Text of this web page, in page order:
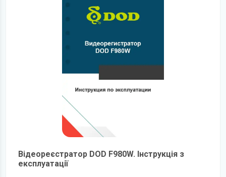
Відеореєстратор DOD F980W. Інструкція з
експлуатації